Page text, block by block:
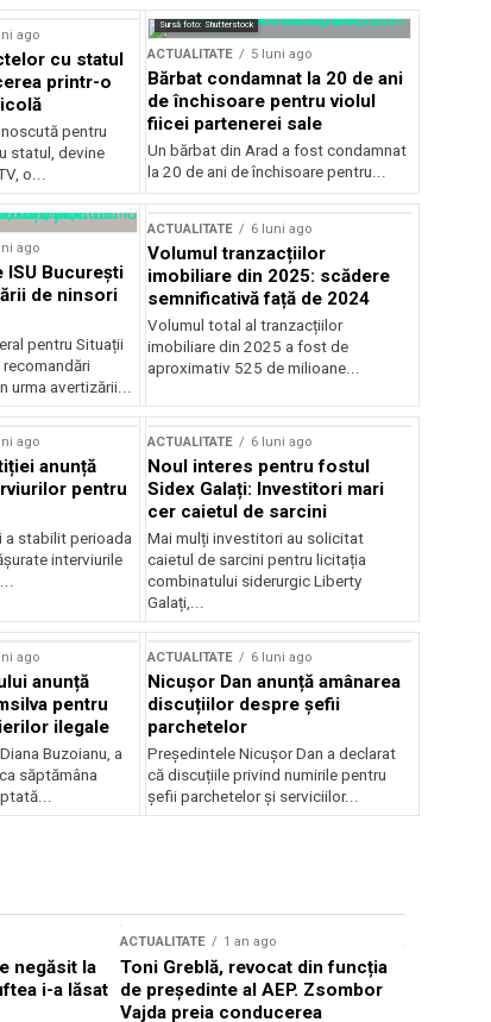
ago
cu statul
printr-o
pentru
statul, devine
o...
Sursă foto: Shutterstock
ACTUALITATE 5 luni ago
Bărbat condamnat la 20 de ani
de închisoare pentru violul
fiicei partenerei sale
Un bărbat din Arad a fost condamnat
la 20 de ani de închisoare pentru...
ago
ISU București
de ninsori
pentru Situații
recomandări
urma avertizării...
ACTUALITATE 6 luni ago
Volumul tranzacțiilor
imobiliare din 2025: scădere
semnificativă față de 2024
Volumul total al tranzacțiilor
imobiliare din 2025 a fost de
aproximativ 525 de milioane...
ago
anunță
pentru
a stabilit perioada
interviurile
ACTUALITATE 6 luni ago
Noul interes pentru fostul
Sidex Galați: Investitori mari
cer caietul de sarcini
Mai mulți investitori au solicitat
caietul de sarcini pentru licitația
combinatului siderurgic Liberty
Galați,...
ago
anunță
pentru
ilegale
Buzoianu, a
săptămâna
ACTUALITATE 6 luni ago
Nicușor Dan anunță amânarea
discuțiilor despre șefii
parchetelor
Președintele Nicușor Dan a declarat
că discuțiile privind numirile pentru
șefii parchetelor și serviciilor...
negăsit la
i-a lăsat
ACTUALITATE 1 an ago
Toni Greblă, revocat din funcția
de președinte al AEP. Zsombor
Vajda preia conducerea